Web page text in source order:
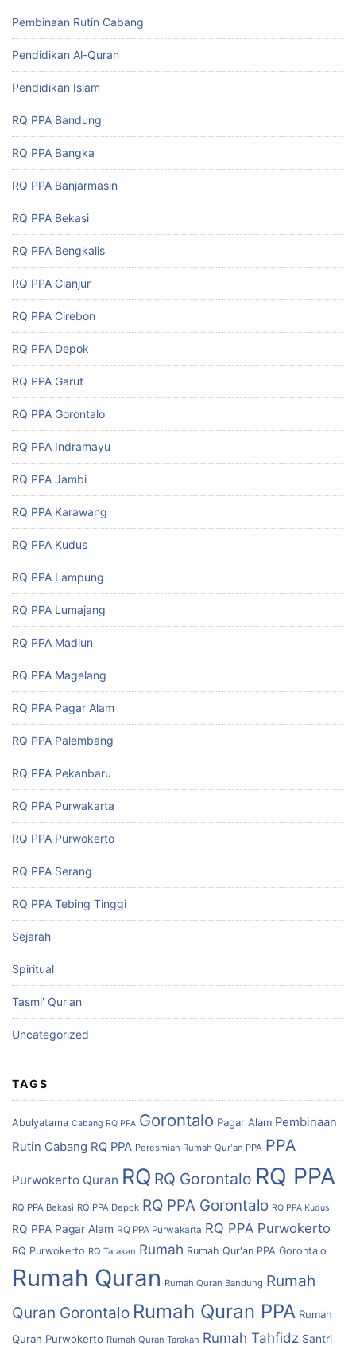
Pembinaan Rutin Cabang
Pendidikan Al-Quran
Pendidikan Islam
RQ PPA Bandung
RQ PPA Bangka
RQ PPA Banjarmasin
RQ PPA Bekasi
RQ PPA Bengkalis
RQ PPA Cianjur
RQ PPA Cirebon
RQ PPA Depok
RQ PPA Garut
RQ PPA Gorontalo
RQ PPA Indramayu
RQ PPA Jambi
RQ PPA Karawang
RQ PPA Kudus
RQ PPA Lampung
RQ PPA Lumajang
RQ PPA Madiun
RQ PPA Magelang
RQ PPA Pagar Alam
RQ PPA Palembang
RQ PPA Pekanbaru
RQ PPA Purwakarta
RQ PPA Purwokerto
RQ PPA Serang
RQ PPA Tebing Tinggi
Sejarah
Spiritual
Tasmi' Qur'an
Uncategorized
TAGS
Abulyatama Cabang RQ PPA Gorontalo Pagar Alam Pembinaan
Rutin Cabang RQ PPA Peresmian Rumah Qur'an PPA PPA
Purwokerto Quran RQ RQ Gorontalo RQ PPA
RQ PPA Bekasi RQ PPA Depok RQ PPA Gorontalo RQ PPA Kudus
RQ PPA Pagar Alam RQ PPA Purwakarta RQ PPA Purwokerto
RQ Purwokerto RQ Tarakan Rumah Rumah Qur'an PPA Gorontalo
Rumah Quran Rumah Quran Bandung Rumah
Quran Gorontalo Rumah Quran PPA Rumah
Quran Purwokerto Rumah Quran Tarakan Rumah Tahfidz Santri